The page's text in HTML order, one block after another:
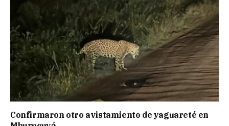
Confirmaron otro avistamiento de yaguareté en